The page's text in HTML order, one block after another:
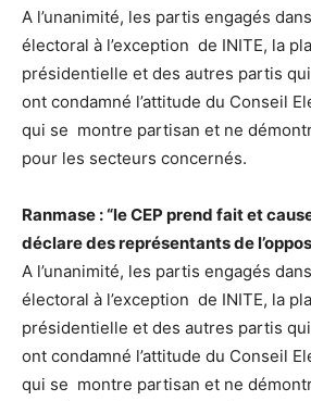
A l’unanimité, les partis engagés
électoral à l’exception de INITE, la
présidentielle et des autres partis
ont condamné l’attitude du Conseil
qui se montre partisan et ne
pour les secteurs concernés.
Ranmase : “le CEP prend fait et
déclare des représentants de
A l’unanimité, les partis engagés
électoral à l’exception de INITE, la
présidentielle et des autres partis
ont condamné l’attitude du Conseil
qui se montre partisan et ne